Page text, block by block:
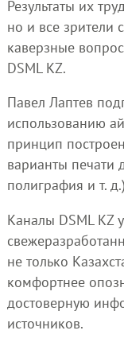
Результаты их
но и все зрители
каверзные
DSML KZ.
Павел Лаптев
использованию
принцип
варианты печати
полиграфия и т.
Каналы DSML KZ
не только
комфортнее
достоверную
источников.